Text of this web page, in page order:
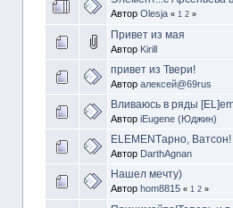
Автор Olesja « 1 2»
Привет из мая
Автор Kirill
привет из Твери!
Автор алексей@69rus
Вливаюсь в ряды
Автор iEugene (Юджин)
ELEMENTарно, Ватсон!
Автор DarthAgnan
Нашел мечту)
Автор hom8815 « 1 2»